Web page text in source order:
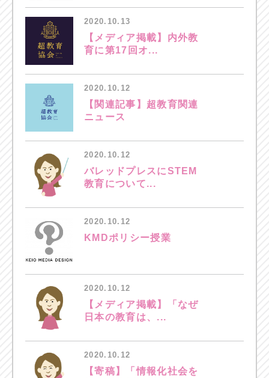
2020.10.13
【メディア掲載】内外教
育に第17回オ...
2020.10.12
【関連記事】超教育関連
ニュース
2020.10.12
バレッドプレスにSTEM
教育について...
2020.10.12
KMDポリシー授業
2020.10.12
【メディア掲載】「なぜ
日本の教育は、...
2020.10.12
【寄稿】「情報化社会を